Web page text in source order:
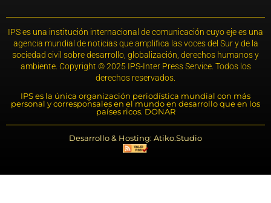
IPS es una institución internacional de comunicación cuyo eje es una
agencia mundial de noticias que amplifica las voces del Sur y de la
sociedad civil sobre desarrollo, globalización, derechos humanos y
ambiente. Copyright © 2025 IPS-Inter Press Service. Todos los
derechos reservados.
IPS es la única organización periodística mundial con más
personal y corresponsales en el mundo en desarrollo que en los
países ricos. DONAR
Desarrollo & Hosting: Atiko.Studio